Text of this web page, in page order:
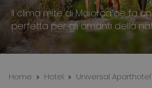
Il clima mite di Maiorca ne fa
perfetta per gli amanti della
Home Hotel Universal Aparthotel